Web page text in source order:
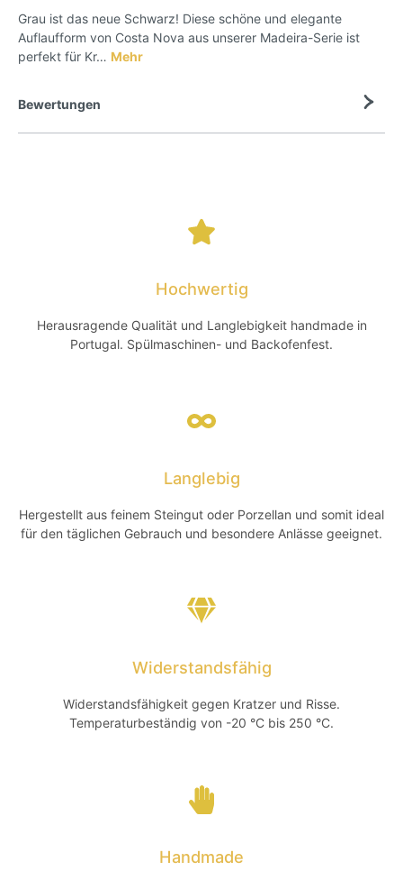
Grau ist das neue Schwarz! Diese schöne und elegante
Auflaufform von Costa Nova aus unserer Madeira-Serie ist
perfekt für Kr… Mehr
Bewertungen
Hochwertig
Herausragende Qualität und Langlebigkeit handmade in
Portugal. Spülmaschinen- und Backofenfest.
Langlebig
Hergestellt aus feinem Steingut oder Porzellan und somit ideal
für den täglichen Gebrauch und besondere Anlässe geeignet.
Widerstandsfähig
Widerstandsfähigkeit gegen Kratzer und Risse.
Temperaturbeständig von -20 °C bis 250 °C.
Handmade